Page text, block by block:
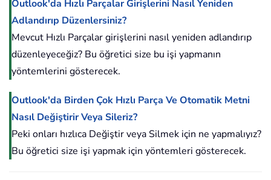
Outlook'da Hızlı Parçalar Girişlerini Nasıl Yeniden
Adlandırıp Düzenlersiniz?
Mevcut Hızlı Parçalar girişlerini nasıl yeniden adlandırıp
düzenleyeceğiz? Bu öğretici size bu işi yapmanın
yöntemlerini gösterecek.
Outlook'da Birden Çok Hızlı Parça Ve Otomatik Metni
Nasıl Değiştirir Veya Sileriz?
Peki onları hızlıca Değiştir veya Silmek için ne yapmalıyız?
Bu öğretici size işi yapmak için yöntemleri gösterecek.